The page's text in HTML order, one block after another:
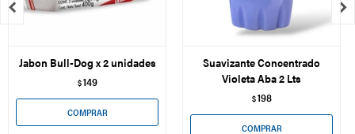
Jabon Bull-Dog x 2 unidades
$149
Suavizante Concentrado
Violeta Aba 2 Lts
$198
 